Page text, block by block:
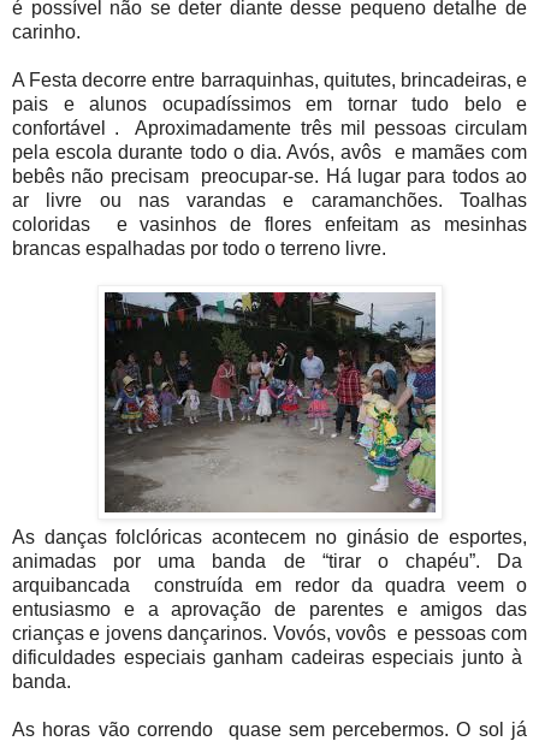
é possível não se deter diante desse pequeno detalhe de
carinho.
A Festa decorre entre barraquinhas, quitutes, brincadeiras, e
pais e alunos ocupadíssimos em tornar tudo belo e
confortável . Aproximadamente três mil pessoas circulam
pela escola durante todo o dia. Avós, avôs e mamães com
bebês não precisam preocupar-se. Há lugar para todos ao
ar livre ou nas varandas e caramanchões. Toalhas
coloridas e vasinhos de flores enfeitam as mesinhas
brancas espalhadas por todo o terreno livre.
As danças folclóricas acontecem no ginásio de esportes,
animadas por uma banda de “tirar o chapéu”. Da
arquibancada construída em redor da quadra veem o
entusiasmo e a aprovação de parentes e amigos das
crianças e jovens dançarinos. Vovós, vovôs e pessoas com
dificuldades especiais ganham cadeiras especiais junto à
banda.
As horas vão correndo quase sem percebermos. O sol já